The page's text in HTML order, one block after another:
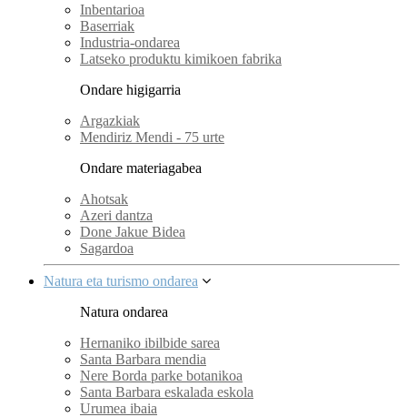
Inbentarioa
Baserriak
Industria-ondarea
Latseko produktu kimikoen fabrika
Ondare higigarria
Argazkiak
Mendiriz Mendi - 75 urte
Ondare materiagabea
Ahotsak
Azeri dantza
Done Jakue Bidea
Sagardoa
Natura eta turismo ondarea
Natura ondarea
Hernaniko ibilbide sarea
Santa Barbara mendia
Nere Borda parke botanikoa
Santa Barbara eskalada eskola
Urumea ibaia